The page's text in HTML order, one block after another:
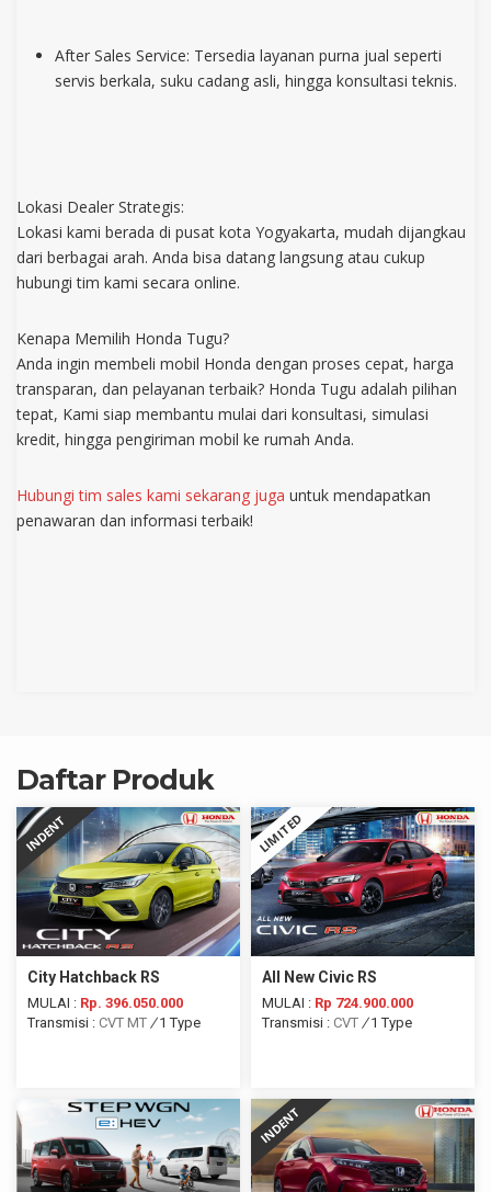
After Sales Service: Tersedia layanan purna jual seperti
servis berkala, suku cadang asli, hingga konsultasi teknis.
Lokasi Dealer Strategis:
Lokasi kami berada di pusat kota Yogyakarta, mudah dijangkau
dari berbagai arah. Anda bisa datang langsung atau cukup
hubungi tim kami secara online.
Kenapa Memilih Honda Tugu?
Anda ingin membeli mobil Honda dengan proses cepat, harga
transparan, dan pelayanan terbaik? Honda Tugu adalah pilihan
tepat, Kami siap membantu mulai dari konsultasi, simulasi
kredit, hingga pengiriman mobil ke rumah Anda.
Hubungi tim sales kami sekarang juga untuk mendapatkan
penawaran dan informasi terbaik!
Daftar Produk
INDENT
City Hatchback RS
MULAI : Rp. 396.050.000
Transmisi : CVT MT /1 Type
LIMITED
All New Civic RS
MULAI : Rp 724.900.000
Transmisi : CVT /1 Type
INDENT